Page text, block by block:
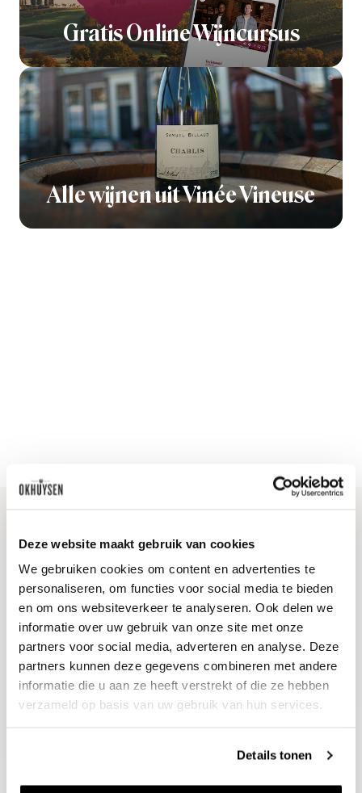
Deze website maakt gebruik van cookies
We gebruiken cookies om content en advertenties te
personaliseren, om functies voor social media te bieden
en om ons websiteverkeer te analyseren. Ook delen we
informatie over uw gebruik van onze site met onze
partners voor social media, adverteren en analyse. Deze
partners kunnen deze gegevens combineren met andere
informatie die u aan ze heeft verstrekt of die ze hebben
verzameld op basis van uw gebruik van hun services.
Details tonen
Gratis Online Wijncursus
Alle wijnen uit Vinée Vineuse
Blijf op de hoogte
Ontvang het laatste wijnnieuws, proeverijen en
evenementen
E-mailadres
Aanmelden